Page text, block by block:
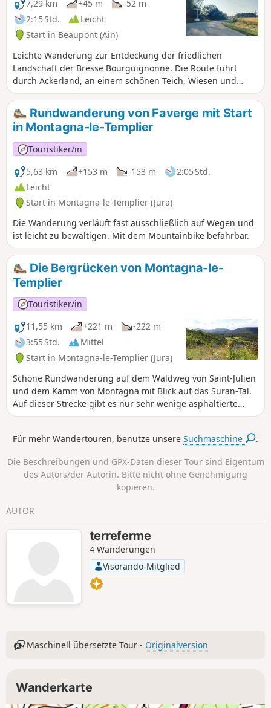
7,29 km
+45 m
-52 m
2:15 Std.
Leicht
Start in Beaupont (Ain)
Leichte Wanderung zur Entdeckung der friedlichen
Landschaft der Bresse Bourguignonne. Die Route führt
durch Ackerland, an einem schönen Teich, Wiesen und
Wäldern vorbei und schließlich entlang eines kleinen
Flusses. Hier und da liegen verstreut Bauernhöfe der
Bresse, von denen einige noch bewirtschaftet werden.PR® -
Markierung (gelb) auf der gesamten Strecke.
Rundwanderung von Faverge mit Start
in Montagna-le-Templier
Touristiker/in
5,63 km
+153 m -153 m
2:05 Std.
Leicht
Start in Montagna-le-Templier (Jura)
Die Wanderung verläuft fast ausschließlich auf Wegen und
ist leicht zu bewältigen. Mit dem Mountainbike befahrbar.
Die Bergrücken von Montagna-le-
Templier
Touristiker/in
11,55 km
+221 m
-222 m
3:55 Std.
Mittel
Start in Montagna-le-Templier (Jura)
Schöne Rundwanderung auf dem Waldweg von Saint-Julien
und dem Kamm von Montagna mit Blick auf das Suran-Tal.
Auf dieser Strecke gibt es nur sehr wenige asphaltierte
Abschnitte. Am besten nehmen Sie ein Picknick mit und
Für mehr Wandertouren, benutze unsereSuchmaschine .
Die Beschreibungen und GPX-Daten dieser Tour sind Eigentum
des Autors/der Autorin. Bitte nicht ohne Genehmigung
kopieren.
AUTOR
terreferme
4 Wanderungen
Visorando-Mitglied
Maschinell übersetzte Tour - Originalversion
Wanderkarte